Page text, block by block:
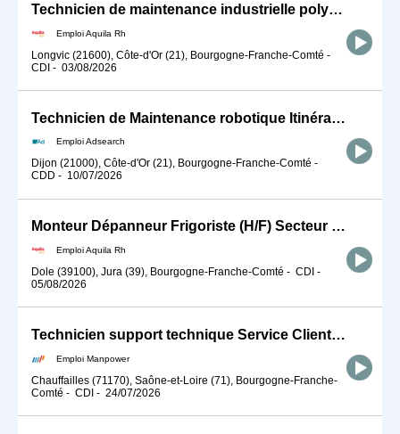
Technicien de maintenance industrielle polyvalente H/F
Emploi Aquila Rh
Longvic (21600), Côte-d'Or (21), Bourgogne-Franche-Comté -
CDI - 03/08/2026
Technicien de Maintenance robotique Itinérant (H/F)
Emploi Adsearch
Dijon (21000), Côte-d'Or (21), Bourgogne-Franche-Comté -
CDD - 10/07/2026
Monteur Dépanneur Frigoriste (H/F) Secteur Dole (39)
Emploi Aquila Rh
Dole (39100), Jura (39), Bourgogne-Franche-Comté - CDI -
05/08/2026
Technicien support technique Service Clients (Machines Spéciales) (H/F)
Emploi Manpower
Chauffailles (71170), Saône-et-Loire (71), Bourgogne-Franche-
Comté - CDI - 24/07/2026